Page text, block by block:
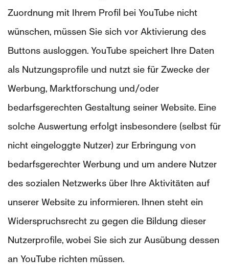
Zuordnung mit Ihrem Profil bei YouTube nicht
wünschen, müssen Sie sich vor Aktivierung des
Buttons ausloggen. YouTube speichert Ihre Daten
als Nutzungsprofile und nutzt sie für Zwecke der
Werbung, Marktforschung und/oder
bedarfsgerechten Gestaltung seiner Website. Eine
solche Auswertung erfolgt insbesondere (selbst für
nicht eingeloggte Nutzer) zur Erbringung von
bedarfsgerechter Werbung und um andere Nutzer
des sozialen Netzwerks über Ihre Aktivitäten auf
unserer Website zu informieren. Ihnen steht ein
Widerspruchsrecht zu gegen die Bildung dieser
Nutzerprofile, wobei Sie sich zur Ausübung dessen
an YouTube richten müssen.